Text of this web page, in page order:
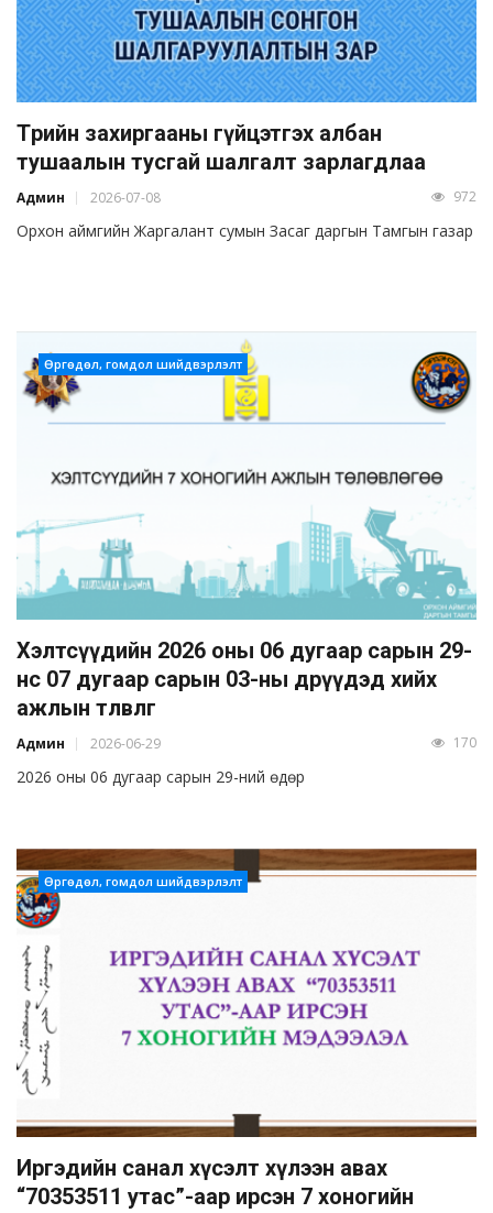
Төрийн захиргааны гүйцэтгэх албан
тушаалын тусгай шалгалт зарлагдлаа
Админ 2026-07-08 972
Орхон аймгийн Жаргалант сумын Засаг даргын Тамгын газар
Өргөдөл, гомдол шийдвэрлэлт
Хэлтсүүдийн 2026 оны 06 дугаар сарын 29-
нөөс 07 дугаар сарын 03-ны өдрүүдэд хийх
ажлын төлөвлөгөө
Админ 2026-06-29 170
2026 оны 06 дугаар сарын 29-ний өдөр
Өргөдөл, гомдол шийдвэрлэлт
Иргэдийн санал хүсэлт хүлээн авах
“70353511 утас”-аар ирсэн 7 хоногийн